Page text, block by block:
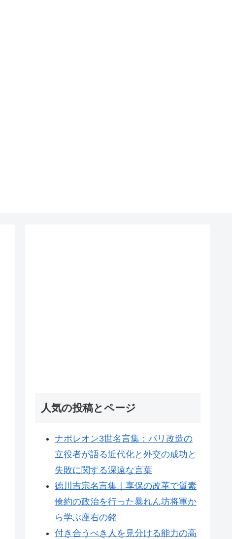
人気の投稿とページ
ナポレオン3世名言集：パリ改造の
立役者が語る近代化と外交の成功と
失敗に関する深遠な言葉
徳川吉宗名言集｜享保の改革で質素
倹約の政治を行った暴れん坊将軍か
ら学ぶ座右の銘
付き合うべき人を見分ける能力の高